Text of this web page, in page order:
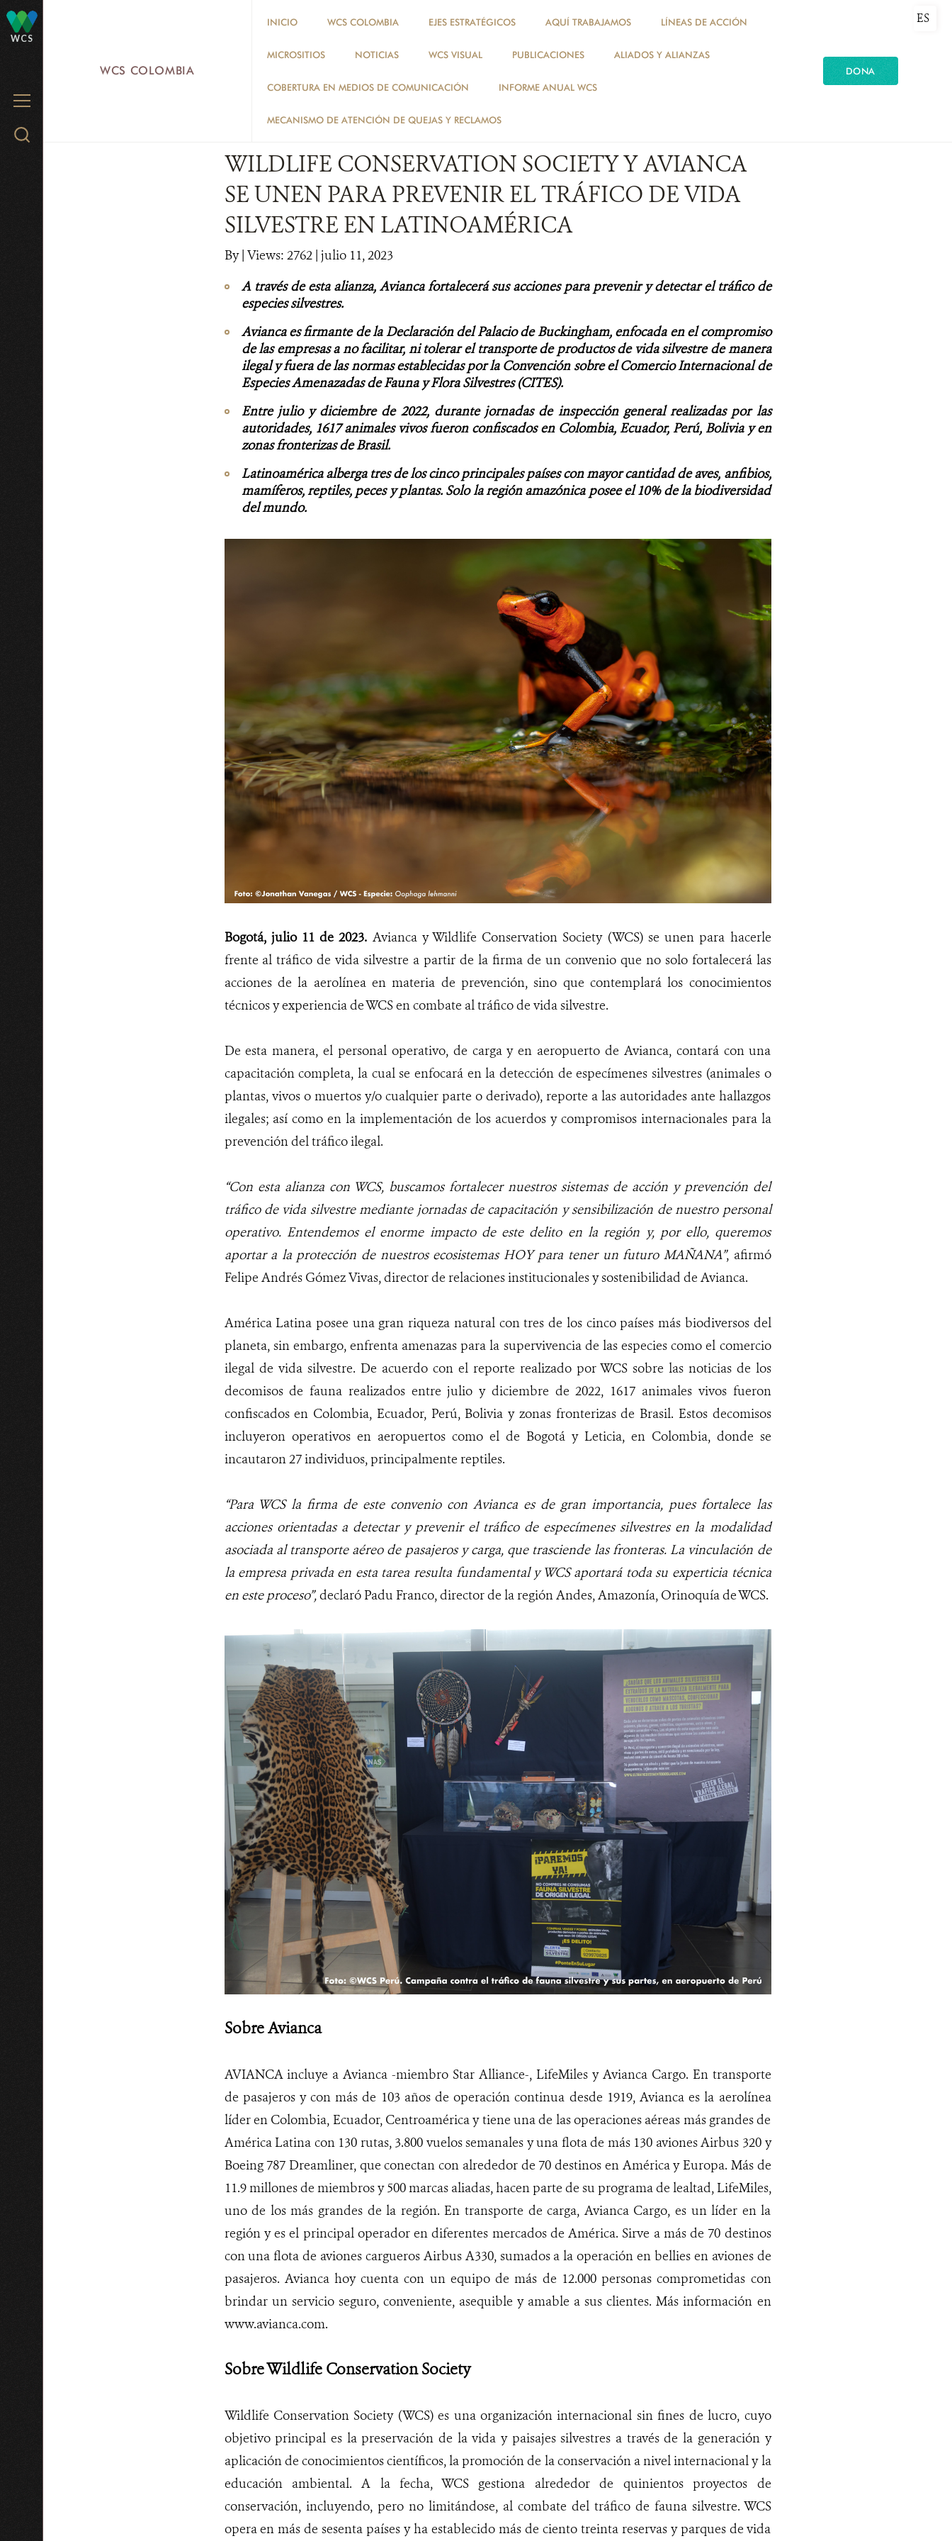
WCS
MENU
Search
WCS COLOMBIA
INICIO WCS COLOMBIA EJES ESTRATÉGICOS AQUÍ TRABAJAMOS LÍNEAS DE ACCIÓN
MICROSITIOS NOTICIAS WCS VISUAL PUBLICACIONES ALIADOS Y ALIANZAS
COBERTURA EN MEDIOS DE COMUNICACIÓN INFORME ANUAL WCS
MECANISMO DE ATENCIÓN DE QUEJAS Y RECLAMOS
DONA
ES
NOTICIAS
WILDLIFE CONSERVATION SOCIETY Y AVIANCA
SE UNEN PARA PREVENIR EL TRÁFICO DE VIDA
SILVESTRE EN LATINOAMÉRICA
By| Views: 2762| julio 11, 2023
A través de esta alianza, Avianca fortalecerá sus acciones para prevenir y detectar el tráfico de
especies silvestres.
Avianca es firmante de la Declaración del Palacio de Buckingham, enfocada en el compromiso
de las empresas a no facilitar, ni tolerar el transporte de productos de vida silvestre de manera
ilegal y fuera de las normas establecidas por la Convención sobre el Comercio Internacional de
Especies Amenazadas de Fauna y Flora Silvestres (CITES).
Entre julio y diciembre de 2022, durante jornadas de inspección general realizadas por las
autoridades, 1617 animales vivos fueron confiscados en Colombia, Ecuador, Perú, Bolivia y en
zonas fronterizas de Brasil.
Latinoamérica alberga tres de los cinco principales países con mayor cantidad de aves, anfibios,
mamíferos, reptiles, peces y plantas. Solo la región amazónica posee el 10% de la biodiversidad
del mundo.
Bogotá, julio 11 de 2023. Avianca y Wildlife Conservation Society (WCS) se unen para hacerle
frente al tráfico de vida silvestre a partir de la firma de un convenio que no solo fortalecerá las
acciones de la aerolínea en materia de prevención, sino que contemplará los conocimientos
técnicos y experiencia de WCS en combate al tráfico de vida silvestre.
De esta manera, el personal operativo, de carga y en aeropuerto de Avianca, contará con una
capacitación completa, la cual se enfocará en la detección de especímenes silvestres (animales o
plantas, vivos o muertos y/o cualquier parte o derivado), reporte a las autoridades ante hallazgos
ilegales; así como en la implementación de los acuerdos y compromisos internacionales para la
prevención del tráfico ilegal.
“Con esta alianza con WCS, buscamos fortalecer nuestros sistemas de acción y prevención del
tráfico de vida silvestre mediante jornadas de capacitación y sensibilización de nuestro personal
operativo. Entendemos el enorme impacto de este delito en la región y, por ello, queremos
aportar a la protección de nuestros ecosistemas HOY para tener un futuro MAÑANA”, afirmó
Felipe Andrés Gómez Vivas, director de relaciones institucionales y sostenibilidad de Avianca.
América Latina posee una gran riqueza natural con tres de los cinco países más biodiversos del
planeta, sin embargo, enfrenta amenazas para la supervivencia de las especies como el comercio
ilegal de vida silvestre. De acuerdo con el reporte realizado por WCS sobre las noticias de los
decomisos de fauna realizados entre julio y diciembre de 2022, 1617 animales vivos fueron
confiscados en Colombia, Ecuador, Perú, Bolivia y zonas fronterizas de Brasil. Estos decomisos
incluyeron operativos en aeropuertos como el de Bogotá y Leticia, en Colombia, donde se
incautaron 27 individuos, principalmente reptiles.
“Para WCS la firma de este convenio con Avianca es de gran importancia, pues fortalece las
acciones orientadas a detectar y prevenir el tráfico de especímenes silvestres en la modalidad
asociada al transporte aéreo de pasajeros y carga, que trasciende las fronteras. La vinculación de
la empresa privada en esta tarea resulta fundamental y WCS aportará toda su experticia técnica
en este proceso”,declaró Padu Franco, director de la región Andes, Amazonía, Orinoquía de WCS.
Sobre Avianca
AVIANCA incluye a Avianca -miembro Star Alliance-, LifeMiles y Avianca Cargo. En transporte
de pasajeros y con más de 103 años de operación continua desde 1919, Avianca es la aerolínea
líder en Colombia, Ecuador, Centroamérica y tiene una de las operaciones aéreas más grandes de
América Latina con 130 rutas, 3.800 vuelos semanales y una flota de más 130 aviones Airbus 320 y
Boeing 787 Dreamliner, que conectan con alrededor de 70 destinos en América y Europa. Más de
11.9 millones de miembros y 500 marcas aliadas, hacen parte de su programa de lealtad, LifeMiles,
uno de los más grandes de la región. En transporte de carga, Avianca Cargo, es un líder en la
región y es el principal operador en diferentes mercados de América. Sirve a más de 70 destinos
con una flota de aviones cargueros Airbus A330, sumados a la operación en bellies en aviones de
pasajeros. Avianca hoy cuenta con un equipo de más de 12.000 personas comprometidas con
brindar un servicio seguro, conveniente, asequible y amable a sus clientes. Más información en
www.avianca.com.
Sobre Wildlife Conservation Society
Wildlife Conservation Society (WCS)es una organización internacional sin fines de lucro, cuyo
objetivo principal es la preservación de la vida y paisajes silvestres a través de la generación y
aplicación de conocimientos científicos, la promoción de la conservación a nivel internacional y la
educación ambiental. A la fecha, WCS gestiona alrededor de quinientos proyectos de
conservación, incluyendo, pero no limitándose, al combate del tráfico de fauna silvestre. WCS
opera en más de sesenta países y ha establecido más de ciento treinta reservas y parques de vida